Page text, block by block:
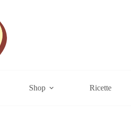
Shop Ricette